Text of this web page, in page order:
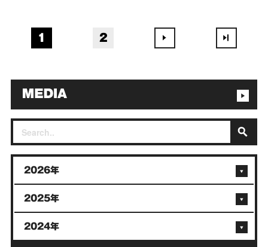
1 2
2026年
2025年
2024年